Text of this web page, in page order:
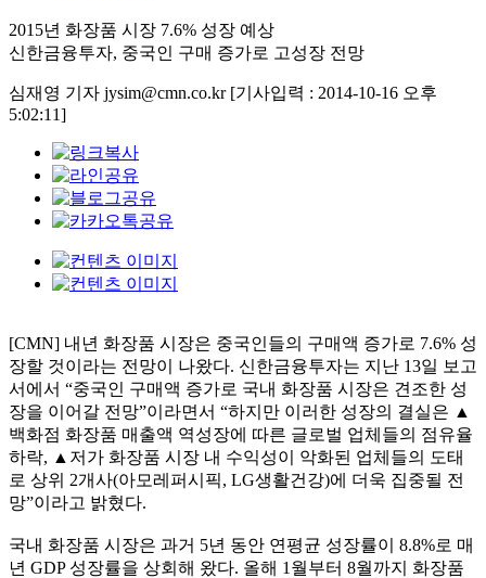
2015년 화장품 시장 7.6% 성장 예상
신한금융투자, 중국인 구매 증가로 고성장 전망
심재영 기자 jysim@cmn.co.kr [기사입력 : 2014-10-16 오후
5:02:11]
[CMN] 내년 화장품 시장은 중국인들의 구매액 증가로 7.6% 성
장할 것이라는 전망이 나왔다. 신한금융투자는 지난 13일 보고
서에서 “중국인 구매액 증가로 국내 화장품 시장은 견조한 성
장을 이어갈 전망”이라면서 “하지만 이러한 성장의 결실은 ▲
백화점 화장품 매출액 역성장에 따른 글로벌 업체들의 점유율
하락, ▲저가 화장품 시장 내 수익성이 악화된 업체들의 도태
로 상위 2개사(아모레퍼시픽, LG생활건강)에 더욱 집중될 전
망”이라고 밝혔다.
국내 화장품 시장은 과거 5년 동안 연평균 성장률이 8.8%로 매
년 GDP 성장률을 상회해 왔다. 올해 1월부터 8월까지 화장품